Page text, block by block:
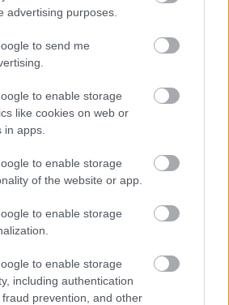
advertising purposes.
to send me
to enable storage
like cookies on web or
apps.
to enable storage
of the website or app.
to enable storage
to enable storage
including authentication
prevention, and other